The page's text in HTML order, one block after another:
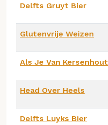
Delfts Gruyt Bier
Glutenvrije Weizen
Als Je Van Kersenhout
Head Over Heels
Delfts Luyks Bier